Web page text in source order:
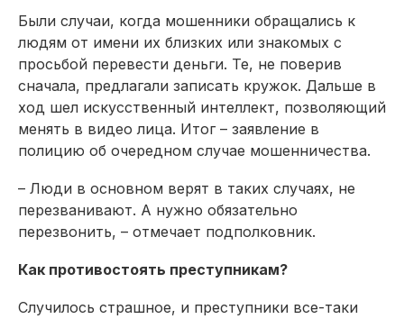
Были случаи, когда мошенники обращались к
людям от имени их близких или знакомых с
просьбой перевести деньги. Те, не поверив
сначала, предлагали записать кружок. Дальше в
ход шел искусственный интеллект, позволяющий
менять в видео лица. Итог – заявление в
полицию об очередном случае мошенничества.
– Люди в основном верят в таких случаях, не
перезванивают. А нужно обязательно
перезвонить, – отмечает подполковник.
Как противостоять преступникам?
Случилось страшное, и преступники все-таки